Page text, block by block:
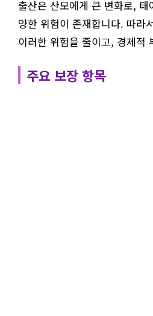
출산은 산모에게 큰 변화로,
양한 위험이 존재합니다. 따라
이러한 위험을 줄이고, 경제적
주요 보장 항목